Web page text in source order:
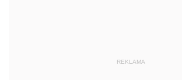
REKLAMA